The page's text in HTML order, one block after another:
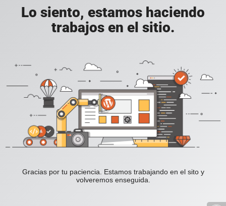
Lo siento, estamos haciendo
trabajos en el sitio.
Gracias por tu paciencia. Estamos trabajando en el sito y
volveremos enseguida.